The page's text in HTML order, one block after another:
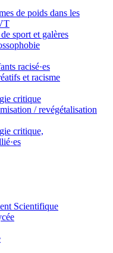
de poids dans les
sport et galères
racisé·es
et racisme
critique
/ revégétalisation
critique,
Scientifique